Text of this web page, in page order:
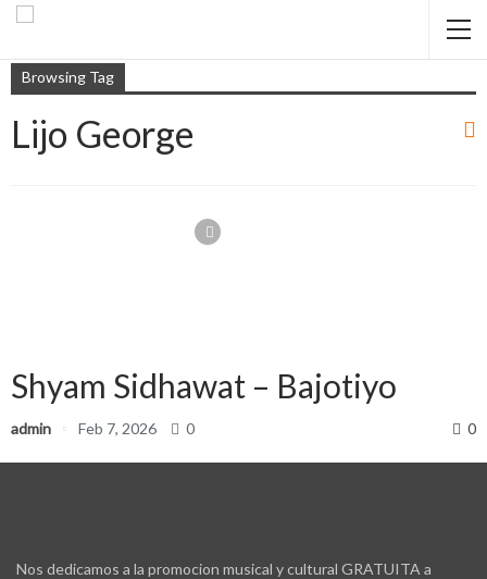
Browsing Tag
Lijo George
Shyam Sidhawat – Bajotiyo
admin Feb 7, 2026 0 0
Nos dedicamos a la promocion musical y cultural GRATUITA a